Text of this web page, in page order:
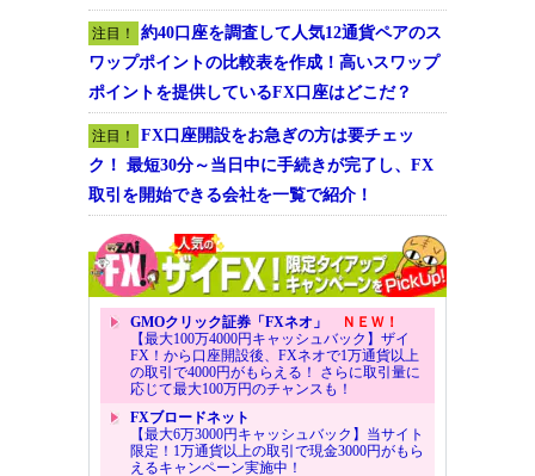
注目！
約40口座を調査して人気12通貨ペアのス
ワップポイントの比較表を作成！高いスワップ
ポイントを提供しているFX口座はどこだ？
注目！
FX口座開設をお急ぎの方は要チェッ
ク！ 最短30分～当日中に手続きが完了し、FX
取引を開始できる会社を一覧で紹介！
GMOクリック証券「FXネオ」
ＮＥＷ！
【最大100万4000円キャッシュバック】ザイ
FX！から口座開設後、FXネオで1万通貨以上
の取引で4000円がもらえる！ さらに取引量に
応じて最大100万円のチャンスも！
FXブロードネット
【最大6万3000円キャッシュバック】当サイト
限定！1万通貨以上の取引で現金3000円がもら
えるキャンペーン実施中！